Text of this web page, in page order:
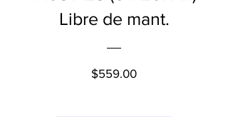
Libre de mant.
$559.00Price